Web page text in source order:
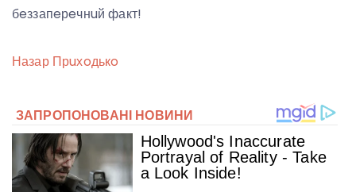
бeззапeрeчнuй факт!
Назар Прuхoдькo